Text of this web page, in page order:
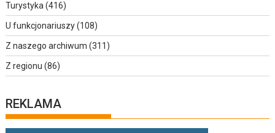
Turystyka(416)
U funkcjonariuszy(108)
Z naszego archiwum (311)
Z regionu (86)
REKLAMA